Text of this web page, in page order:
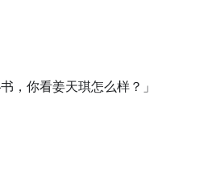
，你看姜天琪怎么样？」